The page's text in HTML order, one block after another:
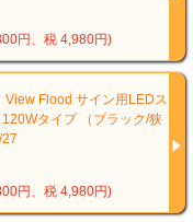
円、税 4,980円)
View Flood サイン用LEDス
タイプ （ブラック/狭
円、税 4,980円)